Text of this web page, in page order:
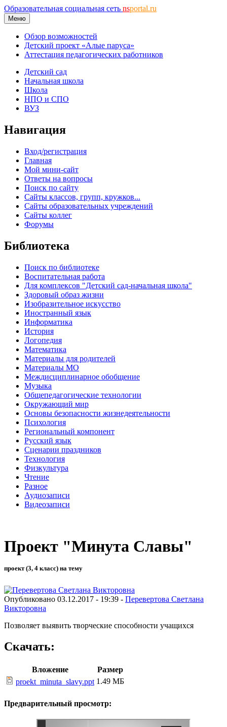
Образовательная социальная сеть nsportal.ru
Меню
Обзор возможностей
Детский проект «Алые паруса»
Аттестация педагогических работников
Детский сад
Начальная школа
Школа
НПО и СПО
ВУЗ
Навигация
Вход/регистрация
Главная
Мой мини-сайт
Ответы на вопросы
Поиск по сайту
Сайты классов, групп, кружков...
Сайты образовательных учреждений
Сайты коллег
Форумы
Библиотека
Поиск по библиотеке
Воспитательная работа
Для комплексов "Детский сад-начальная школа"
Здоровый образ жизни
Изобразительное искусство
Иностранный язык
Информатика
История
Логопедия
Математика
Материалы для родителей
Материалы МО
Междисциплинарное обобщение
Музыка
Общепедагогические технологии
Окружающий мир
Основы безопасности жизнедеятельности
Психология
Региональный компонент
Русский язык
Сценарии праздников
Технология
Физкультура
Чтение
Разное
Аудиозаписи
Видеозаписи
Проект "Минута Славы"
проект (3, 4 класс) на тему
Опубликовано 03.12.2017 - 19:39 - Перевертова Светлана
Викторовна
Позволяет выявить творческие способности учащихся
Скачать:
Вложение
Размер
proekt_minuta_slavy.ppt 1.49 МБ
Предварительный просмотр: